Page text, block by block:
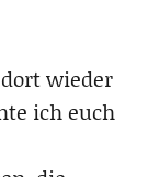
wieder
ich euch